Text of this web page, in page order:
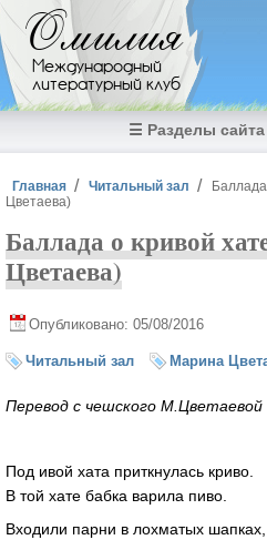
Перейти к основному содержанию
Омилия
Международный
литературный клуб
☰ Разделы сайта
Вы здесь
Главная Читальный зал
Цветаева)
Баллада о кривой
Цветаева)
Опубликовано: 05/08/2016
Читальный зал Марина
Перевод с чешского М.Цветаевой
Под ивой хата приткнулась криво.
В той хате бабка варила пиво.
Входили парни в лохматых шапках,